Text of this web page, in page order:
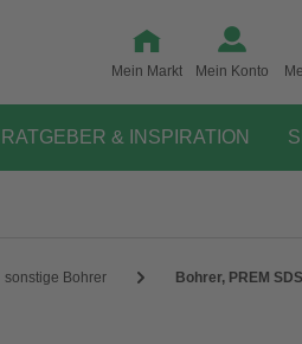
Mein Markt Mein Konto
RATGEBER & INSPIRATION
sonstige Bohrer Bohrer, PREM